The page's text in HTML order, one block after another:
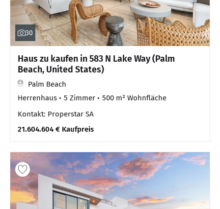
30
Haus zu kaufen in 583 N Lake Way (Palm
Beach, United States)
Palm Beach
Herrenhaus
5 Zimmer
500 m² Wohnfläche
Kontakt: Properstar SA
21.604.604 € Kaufpreis